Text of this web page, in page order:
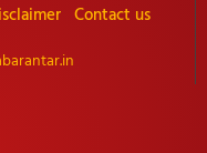
Contact us